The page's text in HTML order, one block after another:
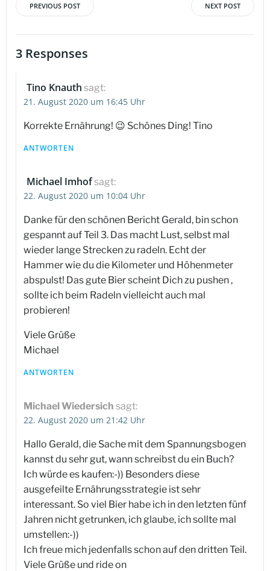
Beitragsnavigation
PREVIOUS POST NEXT POST
3 Responses
Tino Knauth sagt:
21. August 2020 um 16:45 Uhr
Korrekte Ernährung! 😉 Schönes Ding! Tino
ANTWORTEN
Michael Imhofsagt:
22. August 2020 um 10:04 Uhr
Danke für den schönen Bericht Gerald, bin schon
gespannt auf Teil 3. Das macht Lust, selbst mal
wieder lange Strecken zu radeln. Echt der
Hammer wie du die Kilometer und Höhenmeter
abspulst! Das gute Bier scheint Dich zu pushen ,
sollte ich beim Radeln vielleicht auch mal
probieren!
Viele Grüße
Michael
ANTWORTEN
Michael Wiedersich sagt:
22. August 2020 um 21:42 Uhr
Hallo Gerald, die Sache mit dem Spannungsbogen
kannst du sehr gut, wann schreibst du ein Buch?
Ich würde es kaufen:-)) Besonders diese
ausgefeilte Ernährungsstrategie ist sehr
interessant. So viel Bier habe ich in den letzten fünf
Jahren nicht getrunken, ich glaube, ich sollte mal
umstellen:-))
Ich freue mich jedenfalls schon auf den dritten Teil.
Viele Grüße und ride on